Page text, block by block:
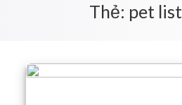
Thẻ: pet